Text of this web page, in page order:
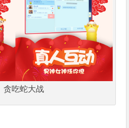
贪吃蛇大战